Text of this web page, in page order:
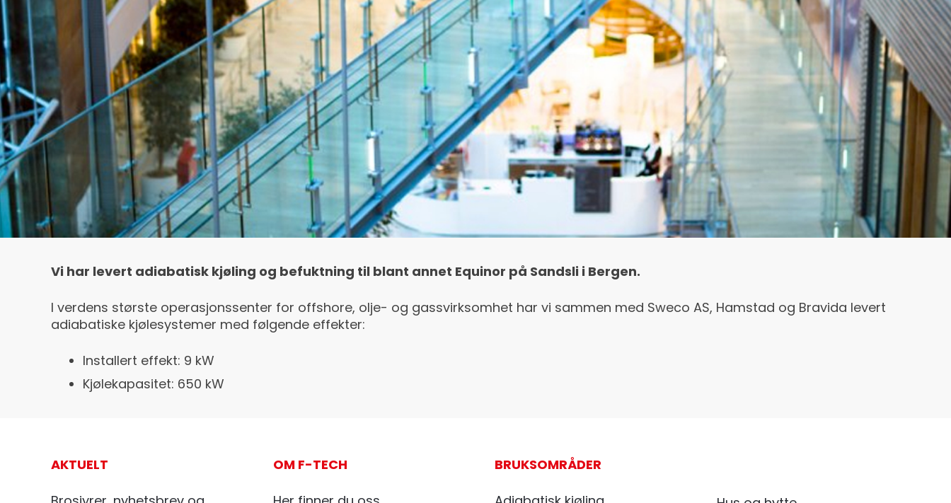
Vi har levert adiabatisk kjøling og befuktning til blant annet Equinor på Sandsli i Bergen.
I verdens største operasjonssenter for offshore, olje- og gassvirksomhet har vi sammen med Sweco AS, Hamstad og Bravida levert
adiabatiske kjølesystemer med følgende effekter:
Installert effekt: 9 kW
Kjølekapasitet: 650 kW
AKTUELT OM F-TECH BRUKSOMRÅDER